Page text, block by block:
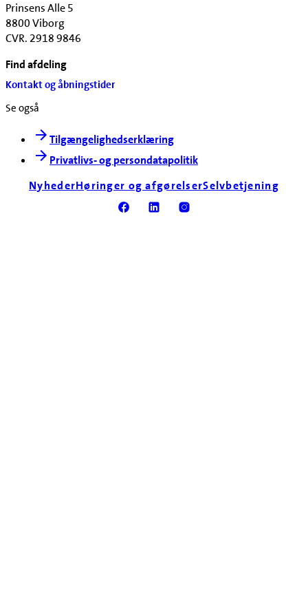
Prinsens Alle 5
8800 Viborg
CVR. 2918 9846
Find afdeling
Kontakt og åbningstider
Se også
Tilgængelighedserklæring
Privatlivs- og persondatapolitik
NyhederHøringer og afgørelserSelvbetjening